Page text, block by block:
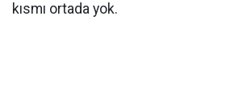
kısmı ortada yok.